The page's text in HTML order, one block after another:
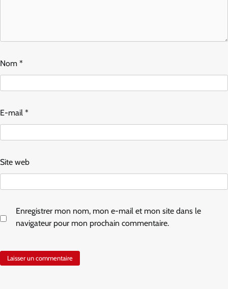
Nom *
E-mail *
Site web
Enregistrer mon nom, mon e-mail et mon site dans le
navigateur pour mon prochain commentaire.